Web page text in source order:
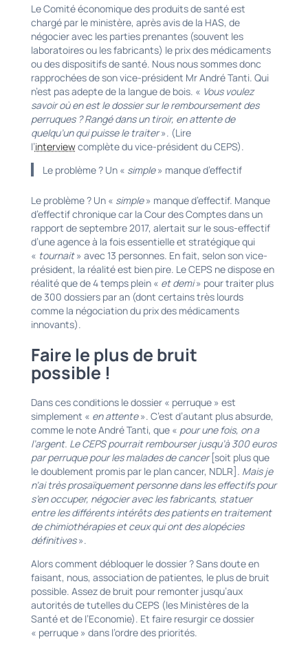
Le Comité économique des produits de santé est
chargé par le ministère, après avis de la HAS, de
négocier avec les parties prenantes (souvent les
laboratoires ou les fabricants) le prix des médicaments
ou des dispositifs de santé. Nous nous sommes donc
rapprochées de son vice-président Mr André Tanti. Qui
n’est pas adepte de la langue de bois. « Vous voulez
savoir où en est le dossier sur le remboursement des
perruques ? Rangé dans un tiroir, en attente de
quelqu’un qui puisse le traiter». (Lire
l’interviewcomplète du vice-président du CEPS).
Le problème ? Un « simple» manque d’effectif
Le problème ? Un « simple» manque d’effectif. Manque
d’effectif chronique car la Cour des Comptes dans un
rapport de septembre 2017, alertait sur le sous-effectif
d’une agence à la fois essentielle et stratégique qui
« tournait» avec 13 personnes. En fait, selon son vice-
président, la réalité est bien pire. Le CEPS ne dispose en
réalité que de 4 temps plein « et demi» pour traiter plus
de 300 dossiers par an (dont certains très lourds
comme la négociation du prix des médicaments
innovants).
Faire le plus de bruit
possible !
Dans ces conditions le dossier « perruque » est
simplement « en attente». C’est d’autant plus absurde,
comme le note André Tanti, que « pour une fois, on a
l’argent. Le CEPS pourrait rembourser jusqu’à 300 euros
par perruque pour les malades de cancer[soit plus que
le doublement promis par le plan cancer, NDLR] . Mais je
n’ai très prosaïquement personne dans les effectifs pour
s’en occuper, négocier avec les fabricants, statuer
entre les différents intérêts des patients en traitement
de chimiothérapies et ceux qui ont des alopécies
définitives».
Alors comment débloquer le dossier ? Sans doute en
faisant, nous, association de patientes, le plus de bruit
possible. Assez de bruit pour remonter jusqu’aux
autorités de tutelles du CEPS (les Ministères de la
Santé et de l’Economie). Et faire resurgir ce dossier
« perruque » dans l’ordre des priorités.